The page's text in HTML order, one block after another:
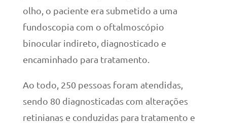
olho, o paciente era submetido a uma
fundoscopia com o oftalmoscópio
binocular indireto, diagnosticado e
encaminhado para tratamento.
Ao todo, 250 pessoas foram atendidas,
sendo 80 diagnosticadas com alterações
retinianas e conduzidas para tratamento e